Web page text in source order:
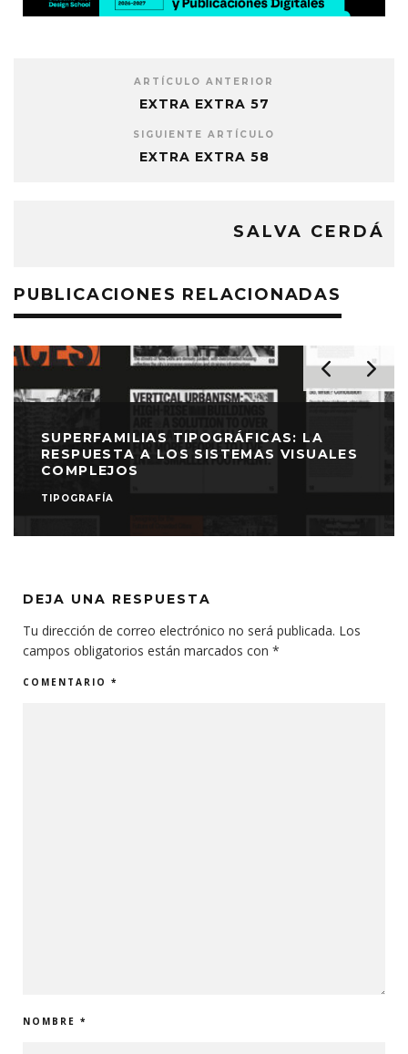
ARTÍCULO ANTERIOR
EXTRA EXTRA 57
SIGUIENTE ARTÍCULO
EXTRA EXTRA 58
SALVA CERDÁ
PUBLICACIONES RELACIONADAS
SUPERFAMILIAS TIPOGRÁFICAS: LA
RESPUESTA A LOS SISTEMAS VISUALES
COMPLEJOS
TIPOGRAFÍA
DEJA UNA RESPUESTA
Tu dirección de correo electrónico no será publicada. Los
campos obligatorios están marcados con *
COMENTARIO *
NOMBRE *